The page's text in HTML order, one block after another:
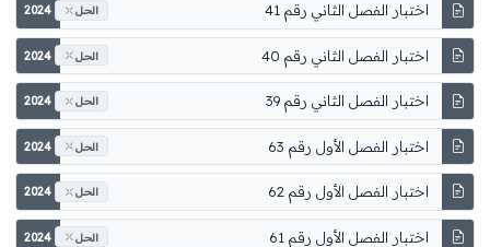
اختبار الفصل الثاني رقم 41 2024 الحل
اختبار الفصل الثاني رقم 40 2024 الحل
اختبار الفصل الثاني رقم 39 2024 الحل
اختبار الفصل الأول رقم 63 2024 الحل
اختبار الفصل الأول رقم 62 2024 الحل
اختبار الفصل الأول رقم 61 2024 الحل